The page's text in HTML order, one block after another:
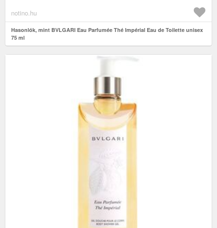
notino.hu
Hasonlók, mint BVLGARI Eau Parfumée Thé Impérial Eau de Toilette unisex
75 ml